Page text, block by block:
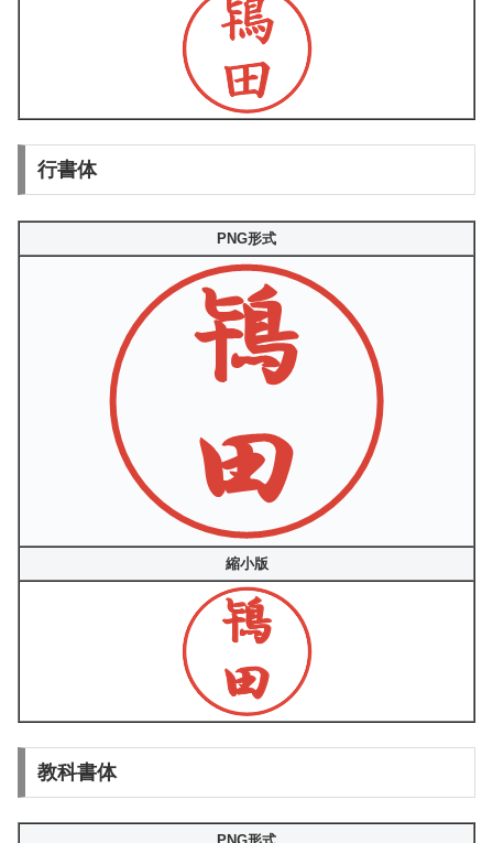
行書体
PNG形式
縮小版
教科書体